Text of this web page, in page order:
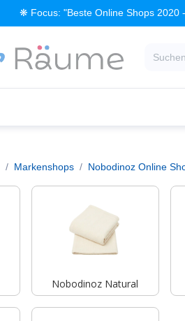
❋ Focus: "Beste Online Shops 2020
Markenshops Nobodinoz Online
Nobodinoz Natural